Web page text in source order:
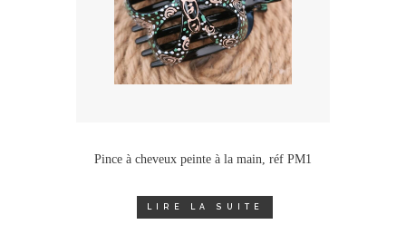
Pince à cheveux peinte à la main, réf PM1
LIRE LA SUITE